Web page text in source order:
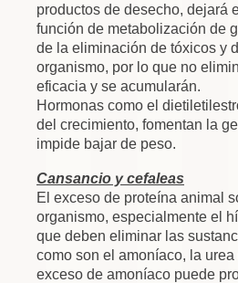
productos de desecho, dejará
función de metabolización de
de la eliminación de tóxicos y
organismo, por lo que no
eficacia y se acumularán.
Hormonas como el
del crecimiento, fomentan la
impide bajar de peso.
Cansancio y cefaleas
El exceso de proteína animal
organismo, especialmente el
que deben eliminar las
como son el amoníaco, la urea
exceso de amoníaco puede